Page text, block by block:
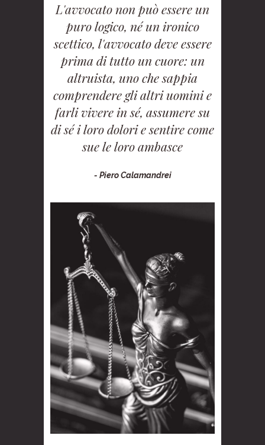
L'avvocato non può essere un
puro logico, né un ironico
scettico, l'avvocato deve essere
prima di tutto un cuore: un
altruista, uno che sappia
comprendere gli altri uomini e
farli vivere in sé, assumere su
di sé i loro dolori e sentire come
sue le loro ambasce
- Piero Calamandrei